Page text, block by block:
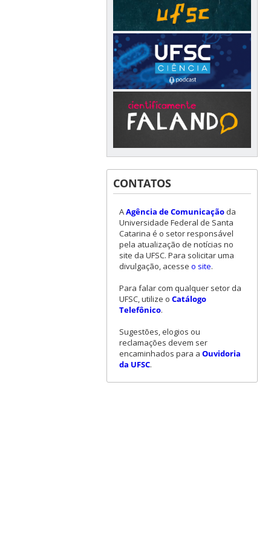
CONTATOS
AAgência de Comunicaçãoda
Universidade Federal de Santa
Catarina é o setor responsável
pela atualização de notícias no
site da UFSC. Para solicitar uma
divulgação, acesse o site.
Para falar com qualquer setor da
UFSC, utilize o Catálogo
Telefônico.
Sugestões, elogios ou
reclamações devem ser
encaminhados para a Ouvidoria
da UFSC.